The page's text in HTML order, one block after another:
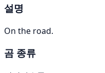
설명
On the road.
곰 종류